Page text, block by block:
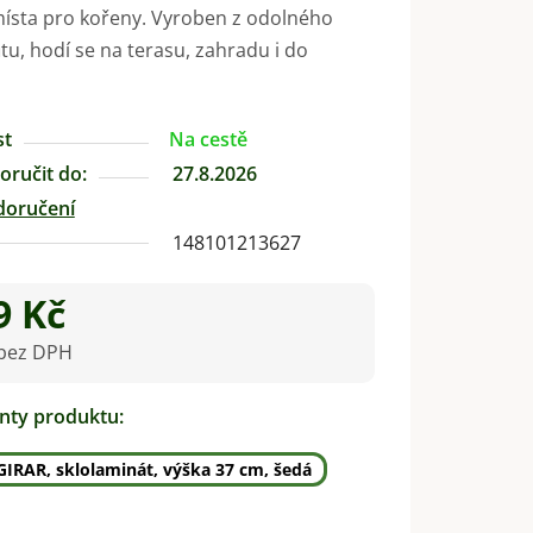
pro kořeny. Vyroben z odolného
hodí se na terasu, zahradu i do
Na cestě
do:
27.8.2026
148101213627
Kč
DPH
produktu:
sklolaminát, výška 37 cm, šedá